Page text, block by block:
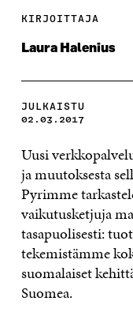
KIRJOITTAJA
Laura Halenius
JULKAISTU
02.03.2017
Uusi
ja muutoksesta
Pyrimme
vaikutusketjuja
tasapuolisesti:
tekemistämme
suomalaiset
Suomea.